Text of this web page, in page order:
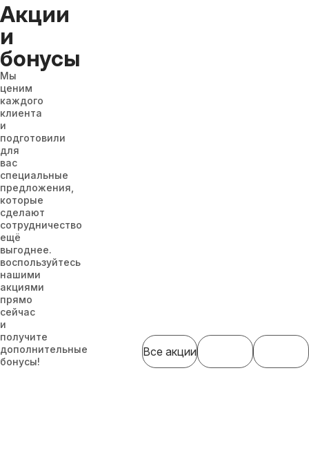
Акции
и
бонусы
Мы
ценим
каждого
клиента
и
подготовили
для
вас
специальные
предложения,
которые
сделают
сотрудничество
ещё
выгоднее.
воспользуйтесь
нашими
акциями
прямо
сейчас
и
получите
дополнительные
бонусы!
Все акции